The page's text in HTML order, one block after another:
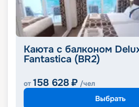
Каюта с балконом
Fantastica (BR2)
от 158 628 ₽ /чел
Выбрать